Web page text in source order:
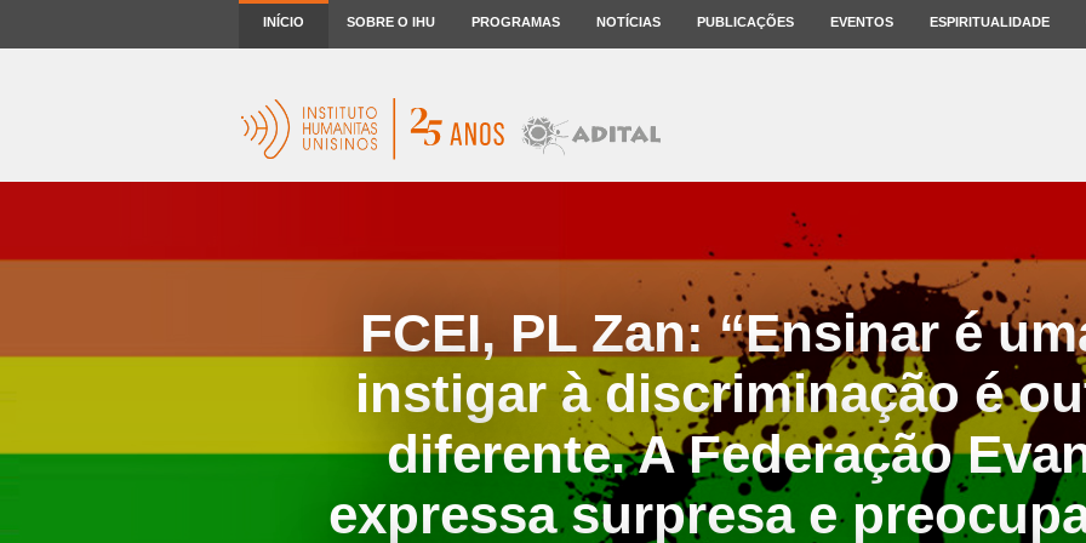
INÍCIO SOBRE O IHU PROGRAMAS NOTÍCIAS PUBLICAÇÕES EVENTOS ESPIRITUALIDADE
FCEI, PL Zan: “Ensinar é
instigar à discriminação é
diferente. A Federação
expressa surpresa e